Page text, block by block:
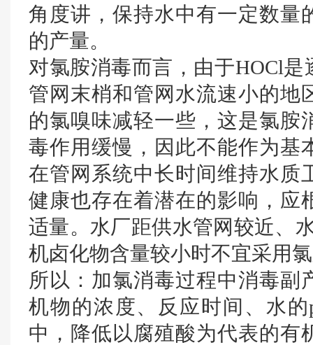
角度讲，保持水中有一定数量
的产量。
对氯胺消毒而言，由于HOCl
管网末梢和管网水流速小的地
的氯嗅味减轻一些，这是氯胺
毒作用缓慢，因此不能作为基
在管网系统中长时间维持水质
健康也存在着潜在的影响，应
适量。水厂距供水管网较近、
机卤化物含量较小时不宜采用
所以：加氯消毒过程中消毒副
机物的浓度、反应时间、水
中，降低以腐殖酸为代表的有